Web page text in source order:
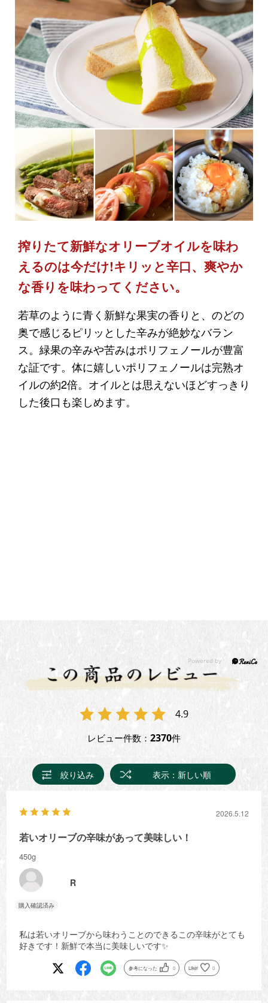
搾りたて新鮮なオリーブオイルを味わ
えるのは今だけ!キリッと辛口、爽やか
な香りを味わってください。
若草のように青く新鮮な果実の香りと、のどの
奥で感じるピリッとした辛みが絶妙なバラン
ス。緑果の辛みや苦みはポリフェノールが豊富
な証です。体に嬉しいポリフェノールは完熟オ
イルの約2倍。オイルとは思えないほどすっきり
した後口も楽しめます。
4.9
レビュー件数： 2370件
絞り込み 表示：新しい順
2026.5.12
若いオリーブの辛味があって美味しい！
450g
R
私は若いオリーブから味わうことのできるこの辛味がとても
好きです！新鮮で本当に美味しいです✨
参考になった 0 Like! 0